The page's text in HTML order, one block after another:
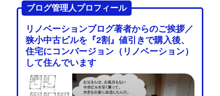
ブログ管理人プロフィール
リノベーションブログ著者からのご挨拶／
狭小中古ビルを『2割』値引きで購入後、
住宅にコンバージョン（リノベーション）
して住んでいます